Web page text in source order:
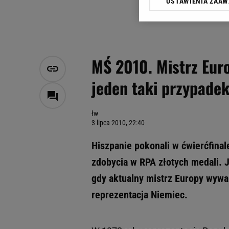
MŚ 2010. Mistrz
jeden taki przypadek
łw
3 lipca 2010, 22:40
Hiszpanie pokonali w
zdobycia w RPA złotych
gdy aktualny mistrz Europy
reprezentacja Niemiec.
Klikając „Akceptuję”
Zaufanych Partnerów i
My, nasi Zaufani
Przechowywanie